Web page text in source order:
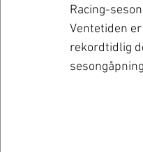
Racing-
Ventetiden
rekordtidlig